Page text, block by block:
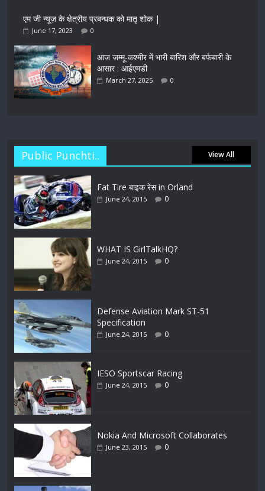
एम जी न्यूज़ के क्षेत्रीय प्रबन्धक को मातृ शोक |
June 17, 2023 0
आज जम्मू-कश्मीर में भारी बारिश और बर्फबारी के
आसार : आईएमडी
March 27, 2025 0
Public Punchti.. View All
Fat Tire बाइक रेस in Orland
June 24, 2015 0
WHAT IS GirlTalkHQ?
June 24, 2015 0
Defense Aviation Mark ST-51
Specification
June 24, 2015 0
IESO Sportscar Racing
June 24, 2015 0
Nokia And Microsoft Collaborates
June 23, 2015 0